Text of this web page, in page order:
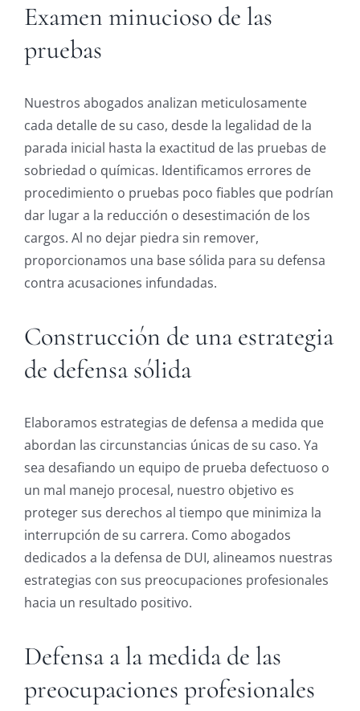
Examen minucioso de las
pruebas
Nuestros abogados analizan meticulosamente
cada detalle de su caso, desde la legalidad de la
parada inicial hasta la exactitud de las pruebas de
sobriedad o químicas. Identificamos errores de
procedimiento o pruebas poco fiables que podrían
dar lugar a la reducción o desestimación de los
cargos. Al no dejar piedra sin remover,
proporcionamos una base sólida para su defensa
contra acusaciones infundadas.
Construcción de una estrategia
de defensa sólida
Elaboramos estrategias de defensa a medida que
abordan las circunstancias únicas de su caso. Ya
sea desafiando un equipo de prueba defectuoso o
un mal manejo procesal, nuestro objetivo es
proteger sus derechos al tiempo que minimiza la
interrupción de su carrera. Como abogados
dedicados a la defensa de DUI, alineamos nuestras
estrategias con sus preocupaciones profesionales
hacia un resultado positivo.
Defensa a la medida de las
preocupaciones profesionales